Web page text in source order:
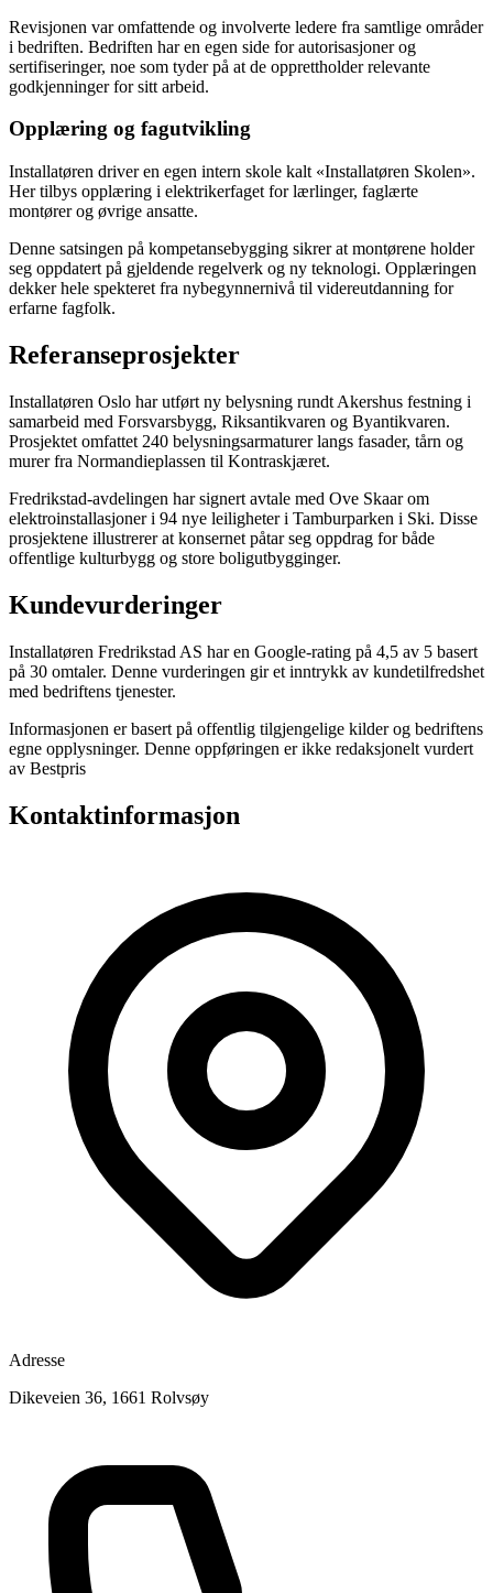
Revisjonen var omfattende og involverte ledere fra samtlige områder
i bedriften. Bedriften har en egen side for autorisasjoner og
sertifiseringer, noe som tyder på at de opprettholder relevante
godkjenninger for sitt arbeid.
Opplæring og fagutvikling
Installatøren driver en egen intern skole kalt «Installatøren Skolen».
Her tilbys opplæring i elektrikerfaget for lærlinger, faglærte
montører og øvrige ansatte.
Denne satsingen på kompetansebygging sikrer at montørene holder
seg oppdatert på gjeldende regelverk og ny teknologi. Opplæringen
dekker hele spekteret fra nybegynnernivå til videreutdanning for
erfarne fagfolk.
Referanseprosjekter
Installatøren Oslo har utført ny belysning rundt Akershus festning i
samarbeid med Forsvarsbygg, Riksantikvaren og Byantikvaren.
Prosjektet omfattet 240 belysningsarmaturer langs fasader, tårn og
murer fra Normandieplassen til Kontraskjæret.
Fredrikstad-avdelingen har signert avtale med Ove Skaar om
elektroinstallasjoner i 94 nye leiligheter i Tamburparken i Ski. Disse
prosjektene illustrerer at konsernet påtar seg oppdrag for både
offentlige kulturbygg og store boligutbygginger.
Kundevurderinger
Installatøren Fredrikstad AS har en Google-rating på 4,5 av 5 basert
på 30 omtaler. Denne vurderingen gir et inntrykk av kundetilfredshet
med bedriftens tjenester.
Informasjonen er basert på offentlig tilgjengelige kilder og bedriftens
egne opplysninger. Denne oppføringen er ikke redaksjonelt vurdert
av Bestpris
Kontaktinformasjon
Adresse
Dikeveien 36, 1661 Rolvsøy